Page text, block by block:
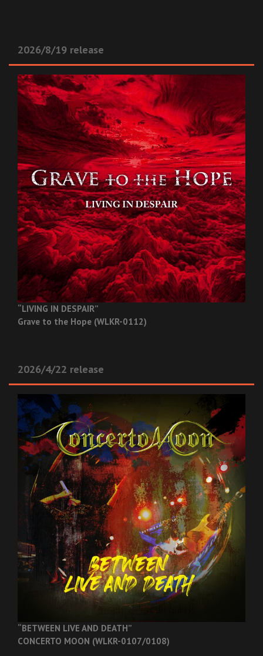
2026/8/19 release
“LIVING IN DESPAIR”
Grave to the Hope (WLKR-0112)
2026/4/22 release
“BETWEEN LIVE AND DEATH”
CONCERTO MOON (WLKR-0107/0108)